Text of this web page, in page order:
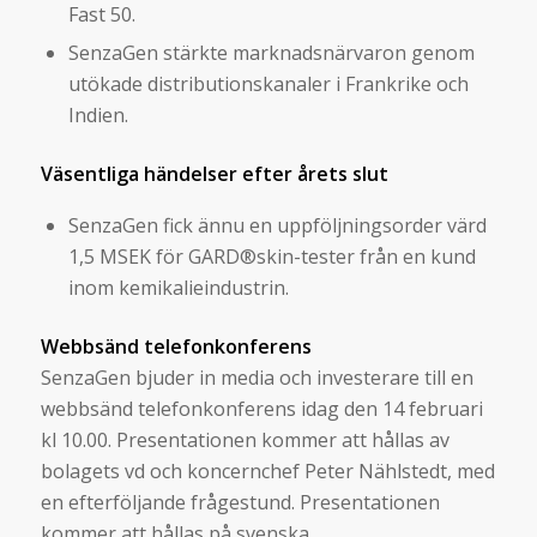
Fast 50.
SenzaGen stärkte marknadsnärvaron genom
utökade distributionskanaler i Frankrike och
Indien.
Väsentliga händelser efter årets slut
SenzaGen fick ännu en uppföljningsorder värd
1,5 MSEK för GARD®skin-tester från en kund
inom kemikalieindustrin.
Webbsänd telefonkonferens
SenzaGen bjuder in media och investerare till en
webbsänd telefonkonferens idag den 14 februari
kl 10.00. Presentationen kommer att hållas av
bolagets vd och koncernchef Peter Nählstedt, med
en efterföljande frågestund. Presentationen